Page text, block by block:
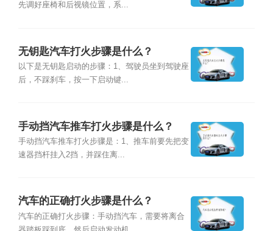
先调好座椅和后视镜位置，系...
无钥匙汽车打火步骤是什么？
以下是无钥匙启动的步骤：1、驾驶员坐到驾驶座
后，不踩刹车，按一下启动键...
手动挡汽车推车打火步骤是什么？
手动挡汽车推车打火步骤是：1、推车前要先把变
速器挡杆挂入2挡，并踩住离...
汽车的正确打火步骤是什么？
汽车的正确打火步骤：手动挡汽车，需要将离合